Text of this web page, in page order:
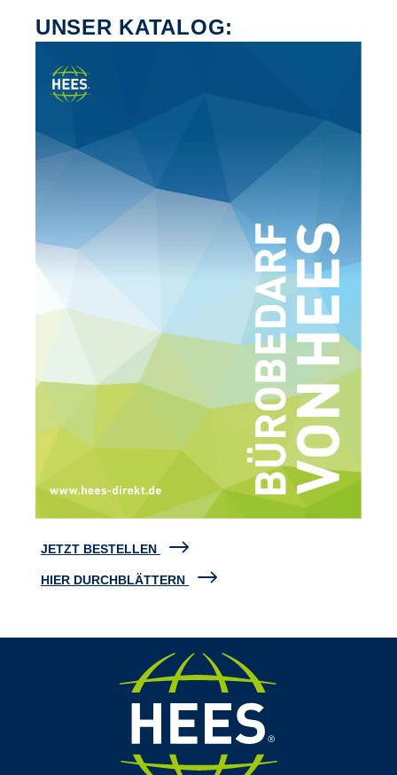
UNSER KATALOG:
JETZT BESTELLEN
HIER DURCHBLÄTTERN